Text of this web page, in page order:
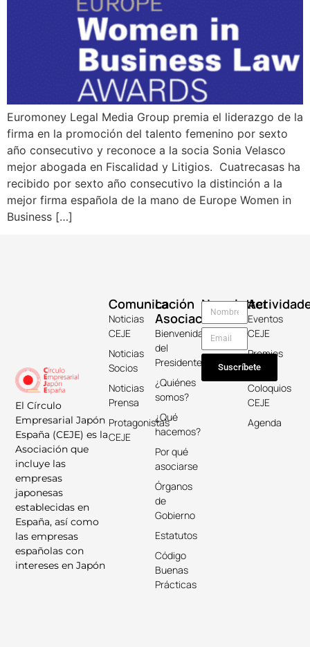
Euromoney Legal Media Group premia el liderazgo de la
firma en la promoción del talento femenino por sexto
año consecutivo y reconoce a la socia Sonia Velasco
mejor abogada en Fiscalidad y Litigios. Cuatrecasas ha
recibido por sexto año consecutivo la distinción a la
mejor firma española de la mano de Europe Women in
Business […]
El Círculo
Empresarial Japón
España (CEJE) es la
Asociación que
incluye las
empresas
japonesas
establecidas en
España, así como
las empresas
españolas con
intereses en Japón
La
Asociación
Bienvenida
del
Presidente
¿Quiénes
somos?
¿Qué
hacemos?
Por qué
asociarse
Órganos
de
Gobierno
Estatutos
Código
Buenas
Prácticas
Comunicación
Noticias
CEJE
Noticias
Socios
Noticias
Prensa
Protagonistas
CEJE
Eventos
CEJE
Premios
Keicho
Coloquios
CEJE
Agenda
Newsletter
Suscríbete